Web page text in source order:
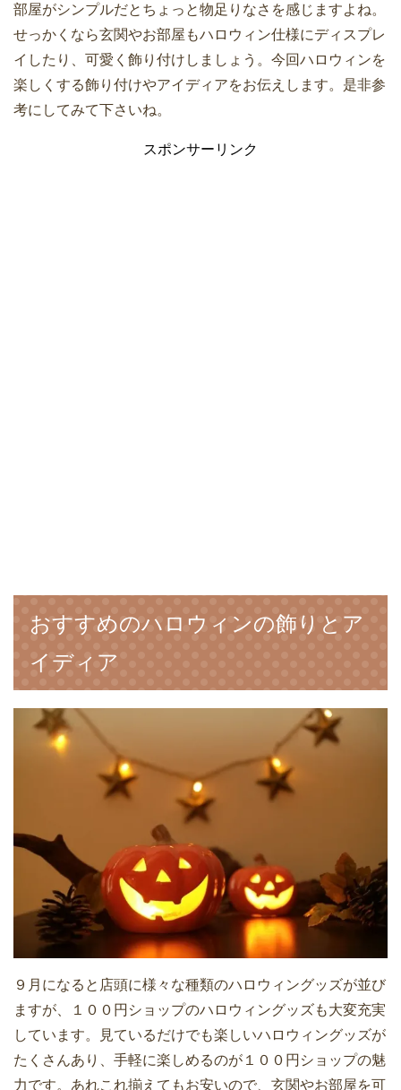
部屋がシンプルだとちょっと物足りなさを感じますよね。
せっかくなら玄関やお部屋もハロウィン仕様にディスプレ
イしたり、可愛く飾り付けしましょう。今回ハロウィンを
楽しくする飾り付けやアイディアをお伝えします。是非参
考にしてみて下さいね。
スポンサーリンク
おすすめのハロウィンの飾りとア
イディア
９月になると店頭に様々な種類のハロウィングッズが並び
ますが、１００円ショップのハロウィングッズも大変充実
しています。見ているだけでも楽しいハロウィングッズが
たくさんあり、手軽に楽しめるのが１００円ショップの魅
力です。あれこれ揃えてもお安いので、玄関やお部屋を可